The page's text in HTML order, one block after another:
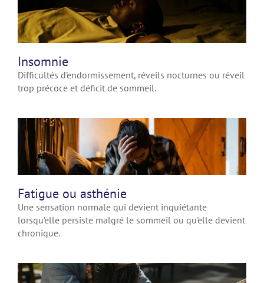
Insomnie
Difficultés d’endormissement, réveils nocturnes ou réveil
trop précoce et déficit de sommeil.
Fatigue ou asthénie
Une sensation normale qui devient inquiétante
lorsqu’elle persiste malgré le sommeil ou qu'elle devient
chronique.